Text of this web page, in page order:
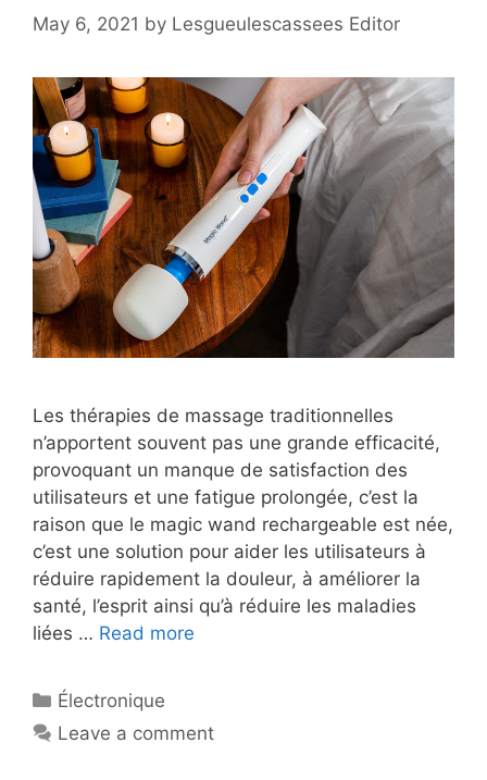
May 6, 2021 by Lesgueulescassees Editor
Les thérapies de massage traditionnelles
n’apportent souvent pas une grande efficacité,
provoquant un manque de satisfaction des
utilisateurs et une fatigue prolongée, c’est la
raison que le magic wand rechargeable est née,
c’est une solution pour aider les utilisateurs à
réduire rapidement la douleur, à améliorer la
santé, l’esprit ainsi qu’à réduire les maladies
liées … Read more
Électronique
Leave a comment